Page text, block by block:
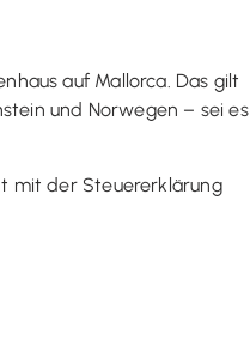
auf Mallorca. Das gilt
und Norwegen – sei es
mit der Steuererklärung